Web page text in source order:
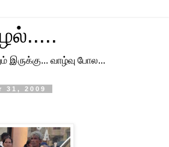
இருக்கு... வாழ்வு போல...
31, 2009